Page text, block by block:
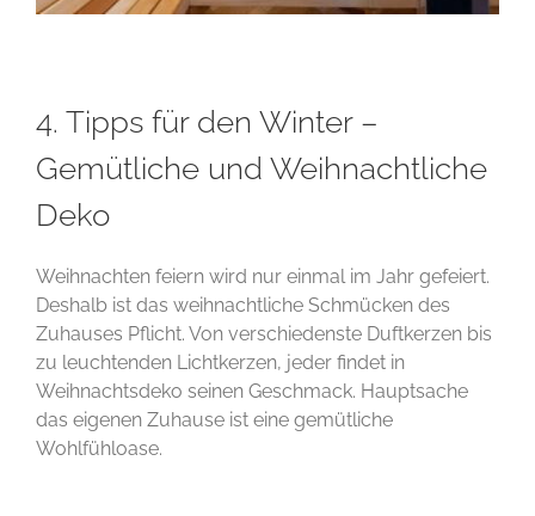
4. Tipps für den Winter –
Gemütliche und Weihnachtliche
Deko
Weihnachten feiern wird nur einmal im Jahr gefeiert.
Deshalb ist das weihnachtliche Schmücken des
Zuhauses Pflicht. Von verschiedenste Duftkerzen bis
zu leuchtenden Lichtkerzen, jeder findet in
Weihnachtsdeko seinen Geschmack. Hauptsache
das eigenen Zuhause ist eine gemütliche
Wohlfühloase.